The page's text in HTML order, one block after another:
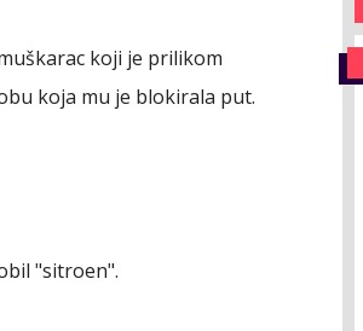
koji je prilikom
koja mu je blokirala put.
"sitroen".